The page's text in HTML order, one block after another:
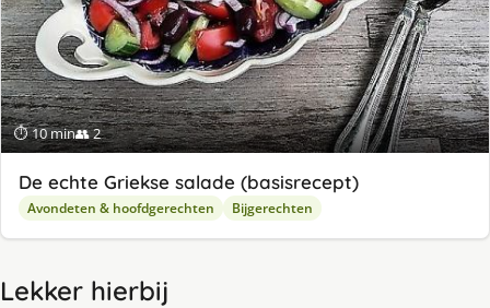
⏱ 10 min👥 2
De echte Griekse salade (basisrecept)
Avondeten & hoofdgerechten Bijgerechten
Lekker hierbij